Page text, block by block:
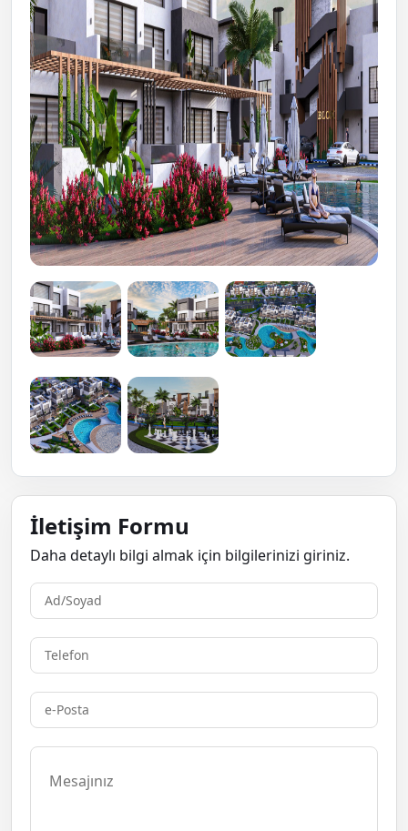
İletişim Formu
Daha detaylı bilgi almak için bilgilerinizi giriniz.